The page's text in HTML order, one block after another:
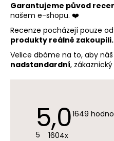
Garantujeme původ
našem e-shopu. ❤️
Recenze pocházejí pouze
produkty reálně zakoupili.
Velice dbáme na to, aby
nadstandardní, zákaznický
5,0Průměrné
hodnocení
1649
5
1604x
C
o
p
o
t
ř